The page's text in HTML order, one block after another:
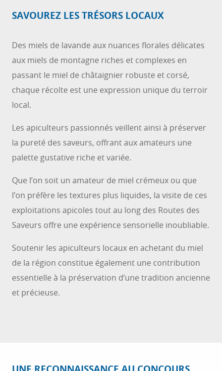
SAVOUREZ LES TRÉSORS LOCAUX
Des miels de lavande aux nuances florales délicates
aux miels de montagne riches et complexes en
passant le miel de châtaignier robuste et corsé,
chaque récolte est une expression unique du terroir
local.
Les apiculteurs passionnés veillent ainsi à préserver
la pureté des saveurs, offrant aux amateurs une
palette gustative riche et variée.
Que l’on soit un amateur de miel crémeux ou que
l’on préfère les textures plus liquides, la visite de ces
exploitations apicoles tout au long des Routes des
Saveurs offre une expérience sensorielle inoubliable.
Soutenir les apiculteurs locaux en achetant du miel
de la région constitue également une contribution
essentielle à la préservation d’une tradition ancienne
et précieuse.